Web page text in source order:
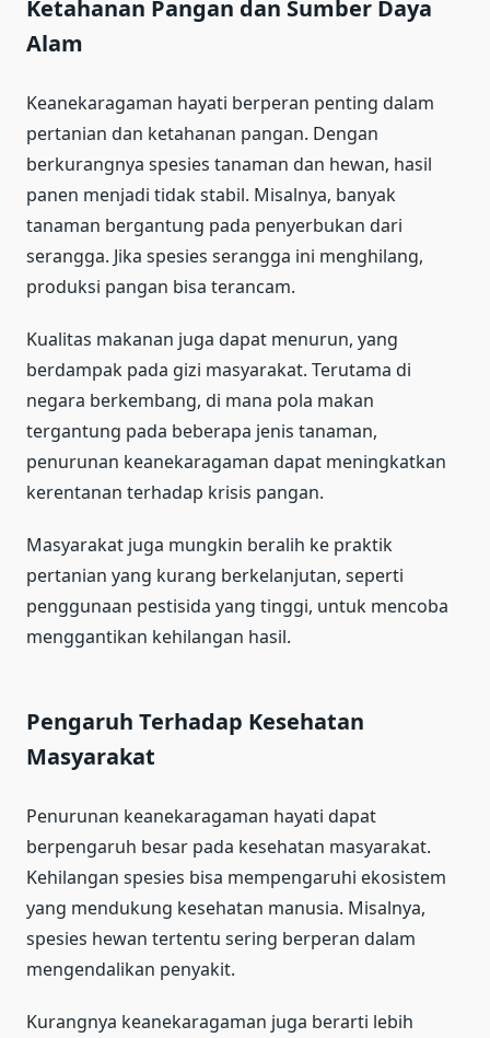
Ketahanan Pangan dan Sumber Daya
Alam
Keanekaragaman hayati berperan penting dalam
pertanian dan ketahanan pangan. Dengan
berkurangnya spesies tanaman dan hewan, hasil
panen menjadi tidak stabil. Misalnya, banyak
tanaman bergantung pada penyerbukan dari
serangga. Jika spesies serangga ini menghilang,
produksi pangan bisa terancam.
Kualitas makanan juga dapat menurun, yang
berdampak pada gizi masyarakat. Terutama di
negara berkembang, di mana pola makan
tergantung pada beberapa jenis tanaman,
penurunan keanekaragaman dapat meningkatkan
kerentanan terhadap krisis pangan.
Masyarakat juga mungkin beralih ke praktik
pertanian yang kurang berkelanjutan, seperti
penggunaan pestisida yang tinggi, untuk mencoba
menggantikan kehilangan hasil.
Pengaruh Terhadap Kesehatan
Masyarakat
Penurunan keanekaragaman hayati dapat
berpengaruh besar pada kesehatan masyarakat.
Kehilangan spesies bisa mempengaruhi ekosistem
yang mendukung kesehatan manusia. Misalnya,
spesies hewan tertentu sering berperan dalam
mengendalikan penyakit.
Kurangnya keanekaragaman juga berarti lebih